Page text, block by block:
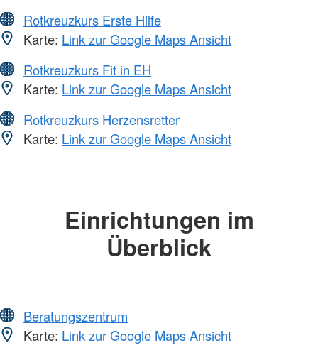
Rotkreuzkurs Erste Hilfe
Karte: Link zur Google Maps Ansicht
Rotkreuzkurs Fit in EH
Karte: Link zur Google Maps Ansicht
Rotkreuzkurs Herzensretter
Karte: Link zur Google Maps Ansicht
Einrichtungen im
Überblick
Beratungszentrum
Karte: Link zur Google Maps Ansicht